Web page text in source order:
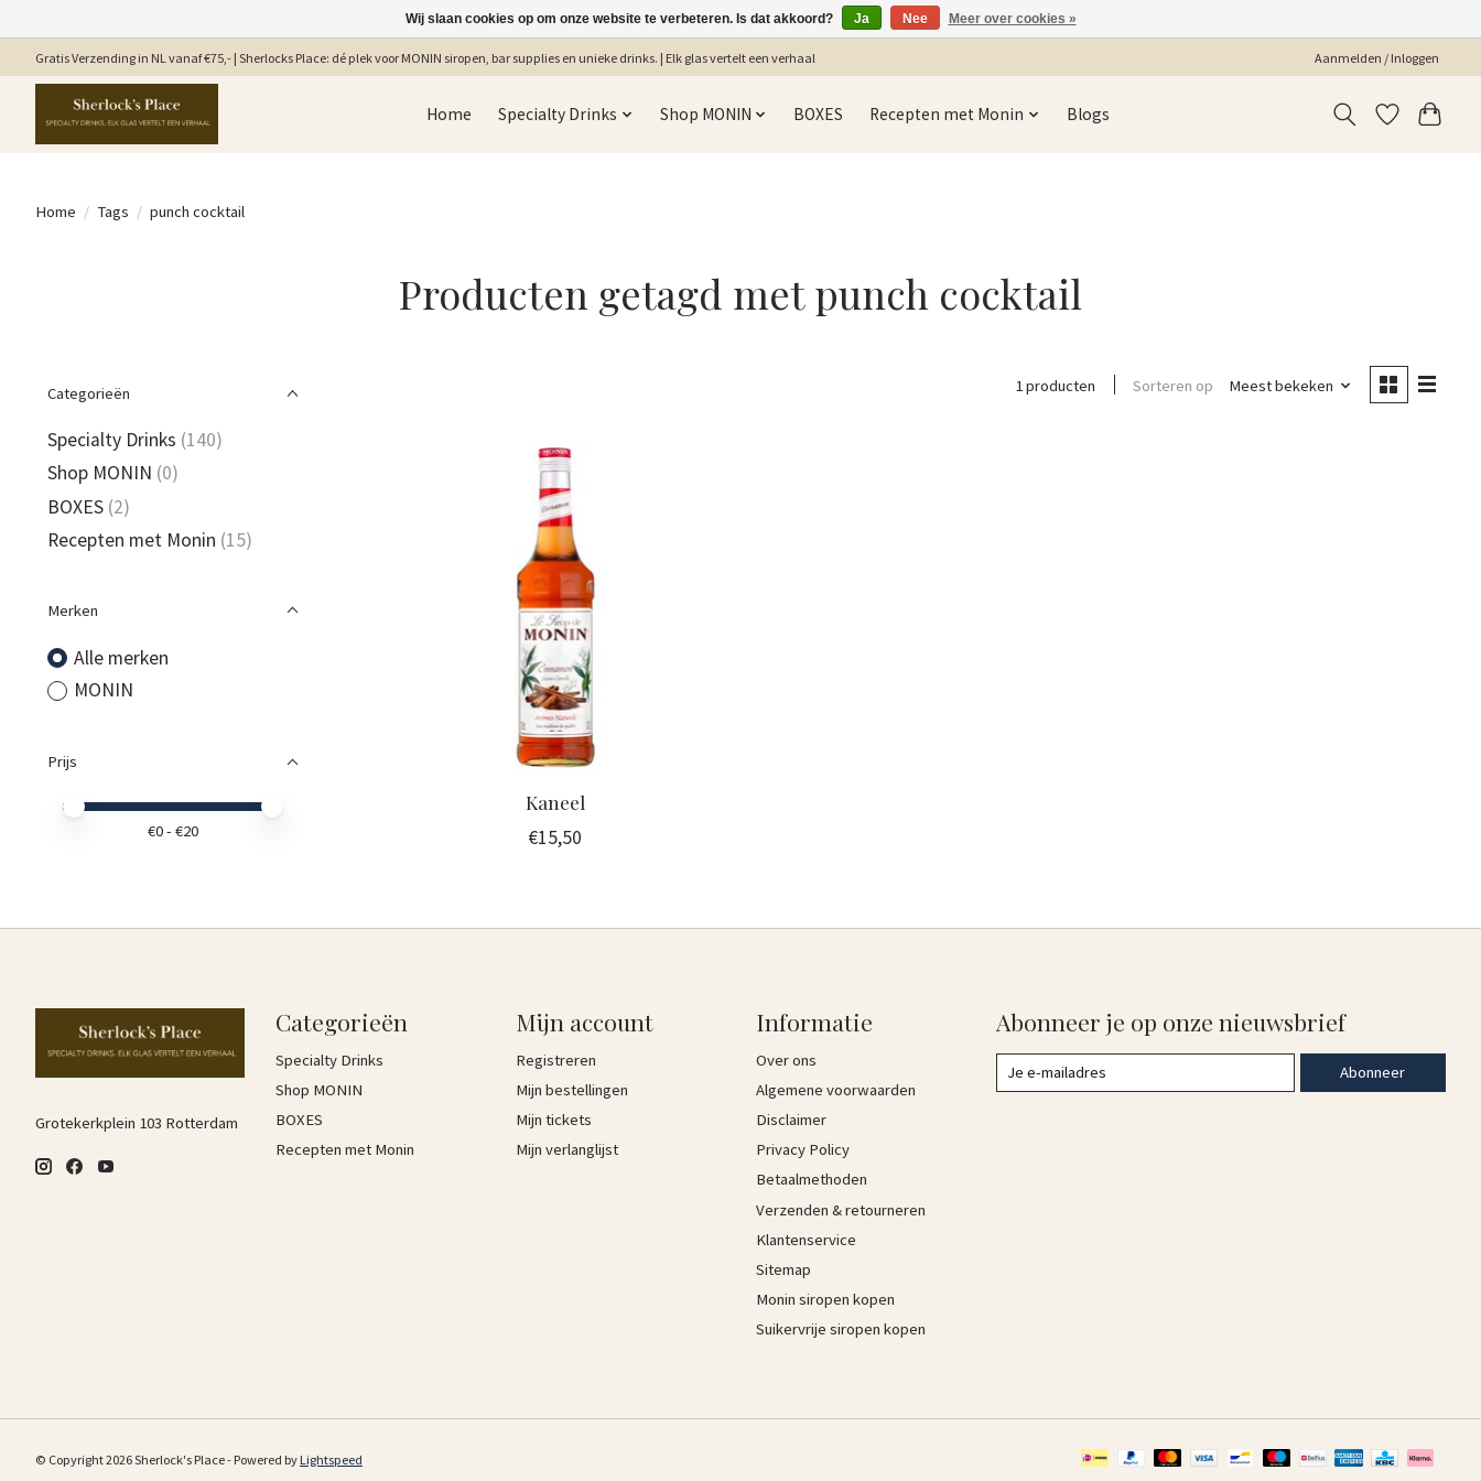
Gratis Verzending in NL vanaf €75,- | Sherlocks Place: dé plek voor MONIN siropen, bar supplies en unieke drinks. | Elk glas vertelt een verhaal Aanmelden / Inloggen
Home Specialty Drinks Shop MONIN BOXES Recepten met Monin Blogs
Home / Tags / punch cocktail
Producten getagd met punch cocktail
Categorieën
Specialty Drinks (140)
Shop MONIN (0)
BOXES (2)
Recepten met Monin (15)
Merken
Alle merken
MONIN
Prijs
Minimale prijswaarde
Price maximum value
€0- €20
1 producten Sorteren op Meest bekeken
Kaneel
€15,50
Grotekerkplein 103 Rotterdam
Categorieën
Specialty Drinks
Shop MONIN
BOXES
Recepten met Monin
Mijn account
Registreren
Mijn bestellingen
Mijn tickets
Mijn verlanglijst
Informatie
Over ons
Algemene voorwaarden
Disclaimer
Privacy Policy
Betaalmethoden
Verzenden & retourneren
Klantenservice
Sitemap
Monin siropen kopen
Suikervrije siropen kopen
Abonneer je op onze nieuwsbrief
Abonneer
© Copyright 2026 Sherlock's Place - Powered byLightspeed
Wij slaan cookies op om onze website te verbeteren. Is dat akkoord? Ja Nee Meer over cookies »